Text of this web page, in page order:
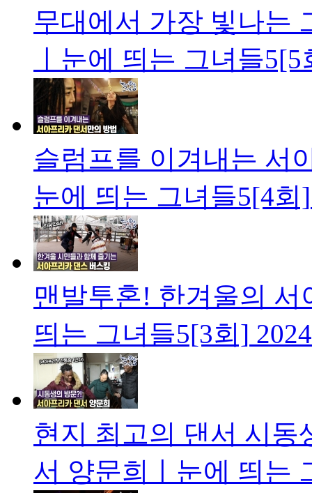
무대에서 가장 빛나는
ㅣ눈에 띄는 그녀들5[5
슬럼프를 이겨내는 서
눈에 띄는 그녀들5[4회]
맨발투혼! 한겨울의
띄는 그녀들5[3회]
현지 최고의 댄서 시
서 양문희ㅣ눈에 띄는